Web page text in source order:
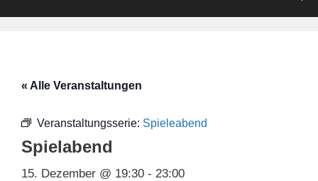
« Alle Veranstaltungen
Veranstaltungsserie: Spieleabend
Spielabend
15. Dezember @ 19:30 - 23:00